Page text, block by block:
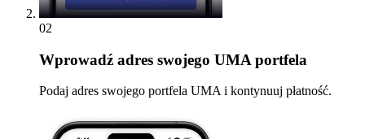
02
Wprowadź adres swojego UMA portfela
Podaj adres swojego portfela UMA i kontynuuj płatność.